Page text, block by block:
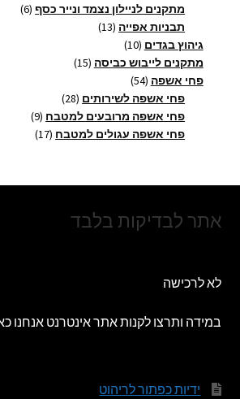
מוצריםמתקנים לניילון נצמד ונייר כסף 6
6
תבניות אפייה 13
13
גיהוץ בגדים 10
10
מוצרים
מתקנים לייבוש כביסה 15
15
פחי אשפה 54
54
מוצרים
פחי אשפה לשירותים 28
28
מוצרים
פחי אשפה מרובעים למטבח 9
9
מוצרים
פחי אשפה עגולים למטבח 17
17
אתר לבדיקות בלבד
לא לרכישה
במידה ותרצו לקנות אתר אינטרנט אנחנו כאן 054-
ידיות כפתור לריהוט